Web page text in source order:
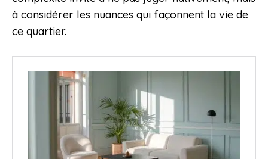
à considérer les nuances qui façonnent la vie de
ce quartier.